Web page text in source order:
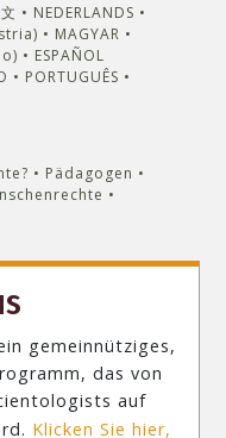
NEDERLANDS
MAGYAR
ESPAÑOL
PORTUGUÊS
Pädagogen
gemeinnütziges,
das von
auf
Klicken Sie hier,